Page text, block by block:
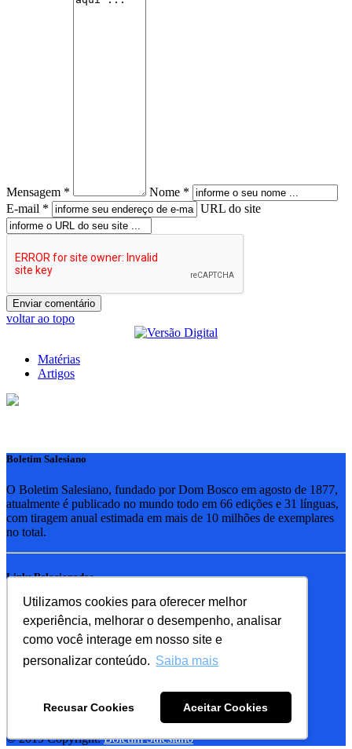
Utilizamos cookies para oferecer melhor
experiência, melhorar o desempenho, analisar
como você interage em nosso site e
personalizar conteúdo. Saiba mais
Recusar Cookies Aceitar Cookies
Mensagem *
Nome *
E-mail *
URL do site
voltar ao topo
Matérias
Artigos
Boletim Salesiano
O Boletim Salesiano, fundado por Dom Bosco em agosto de 1877,
atualmente é publicado no mundo todo em 66 edições e 31 línguas,
com tiragem anual estimada em mais de 10 milhões de exemplares
no total.
Links Relacionados
RSB - Rede Salesiana Brasil
EDEBE - Editora
UPV - União pela Vida
Familia Salesiana
SDB - Salesianos de Dom Bosco
FMA - Filhas de Maria Auxiliadora
© 2019 Copyright:Boletim Salesiano